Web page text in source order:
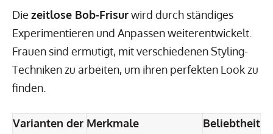
Die zeitlose Bob-Frisurwird durch ständiges
Experimentieren und Anpassen weiterentwickelt.
Frauen sind ermutigt, mit verschiedenen Styling-
Techniken zu arbeiten, um ihren perfekten Look zu
finden.
Varianten der Merkmale Beliebtheit